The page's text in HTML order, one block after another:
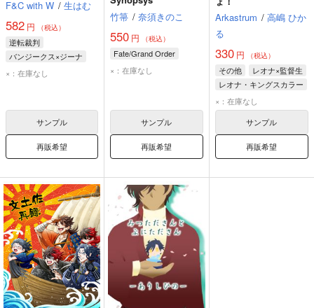
F&C with W / 生はむ
582 円 （税込）
逆転裁判
バンジークス×ジーナ
バロック・バンジークス
×：在庫なし
サンプル
再販希望
竹箒 / 奈須きのこ
550 円 （税込）
Fate/Grand Order
×：在庫なし
サンプル
再販希望
Arkastrum / 高嶋 ひか
る
330円 （税込）
その他
レオナ×監督生
レオナ・キングスカラー
監督生
×：在庫なし
サンプル
再販希望